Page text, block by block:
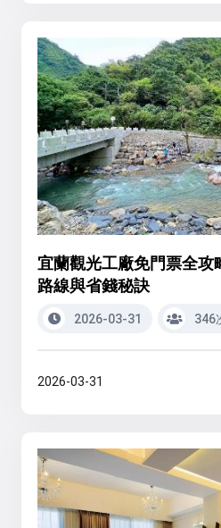
宜蘭觀光工廠免門票全攻
路線與省錢秘訣
2026-03-31 346
2026-03-31